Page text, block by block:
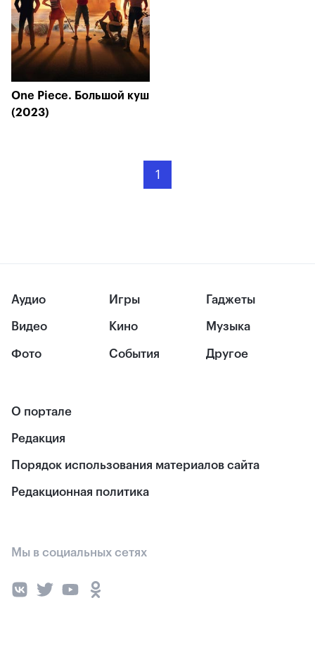
One Piece. Большой куш
(2023)
1
Аудио
Видео
Фото
Игры
Кино
События
Гаджеты
Музыка
Другое
О портале
Редакция
Порядок использования материалов сайта
Редакционная политика
Мы в социальных сетях